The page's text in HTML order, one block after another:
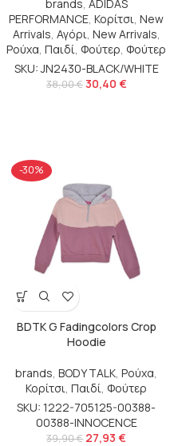
brands, ADIDAS
PERFORMANCE,Κορίτσι,New
Arrivals, Αγόρι, New Arrivals,
Ρούχα,Παιδί,Φούτερ,Φούτερ
SKU: JN2430-BLACK/WHITE
38,00€30,40 €
BDTK G Fadingcolors Crop
Hoodie
brands ,BODY TALK ,Ρούχα
Κορίτσι ,Παιδί ,Φούτερ
SKU: 1222-705125-00388-
00388-INNOCENCE
39,90€ 27,93 €
-30%